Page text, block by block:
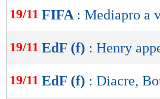
19/11 FIFA : Mediapro a
19/11 EdF (f) : Henry
19/11 EdF (f) : Diacre,